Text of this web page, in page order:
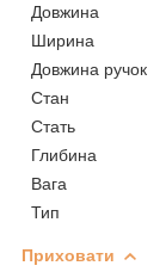
Довжина
Ширина
Довжина ручок
Стан
Стать
Глибина
Вага
Тип
Приховати